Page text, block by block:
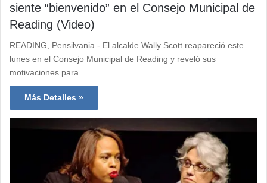
siente “bienvenido” en el Consejo Municipal de
Reading (Video)
READING, Pensilvania.- El alcalde Wally Scott reapareció este
lunes en el Consejo Municipal de Reading y reveló sus
motivaciones para…
Más Detalles »